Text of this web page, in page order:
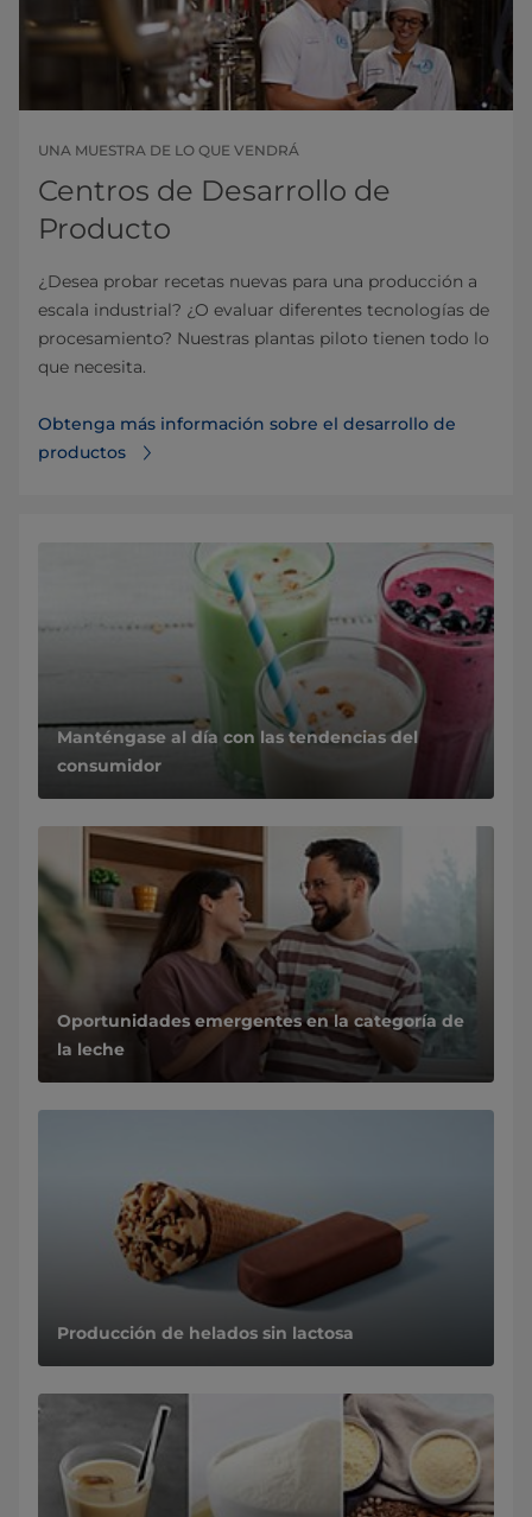
UNA MUESTRA DE LO QUE VENDRÁ
Centros de Desarrollo de
Producto
¿Desea probar recetas nuevas para una producción a
escala industrial? ¿O evaluar diferentes tecnologías de
procesamiento? Nuestras plantas piloto tienen todo lo
que necesita.
Obtenga más información sobre el desarrollo de
productos
Manténgase al día con las tendencias del
consumidor
Oportunidades emergentes en la categoría de
la leche
Producción de helados sin lactosa